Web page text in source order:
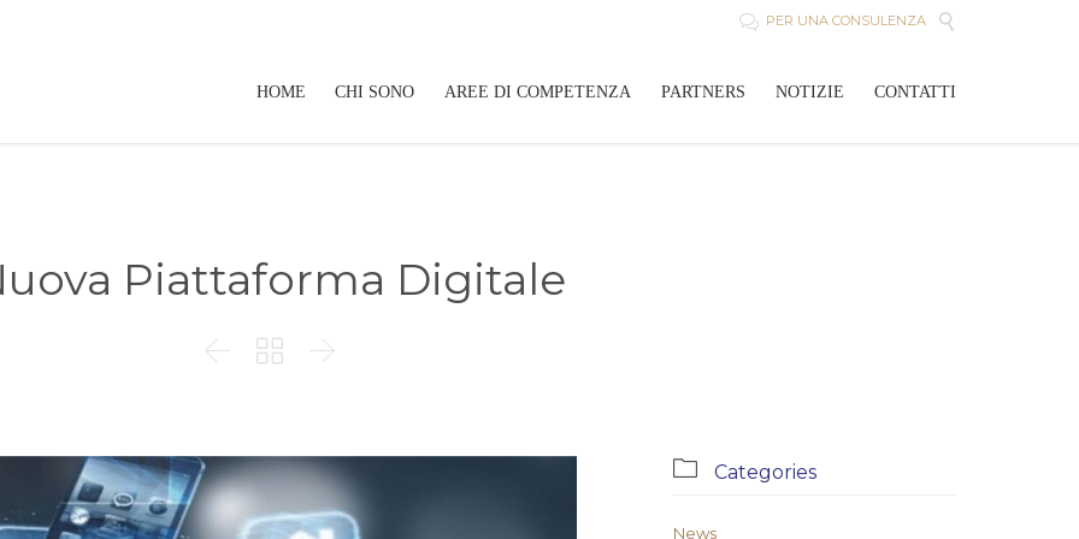
 PER UNA CONSULENZA 
HOME CHI SONO AREE DI COMPETENZA PARTNERS NOTIZIE CONTATTI
Piattaforma Digitale
  
 Categories
News